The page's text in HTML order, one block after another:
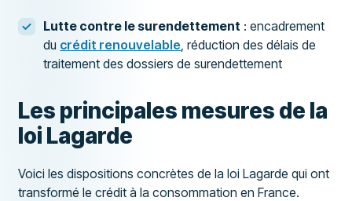
Lutte contre le surendettement : encadrement
du crédit renouvelable , réduction des délais de
traitement des dossiers de surendettement
Les principales mesures de la
loi Lagarde
Voici les dispositions concrètes de la loi Lagarde qui ont
transformé le crédit à la consommation en France.